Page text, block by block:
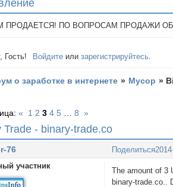
ПО ВОПРОСАМ ПРОДАЖИ
Гость! Войдите илизарегистрируйтесь.
о заработке в интернете » Мусор »
Trade - binary-trade.co
« 1 2 3 4 5 8 »
Поделиться
76
участник
The amount of 3
binary-trade.co..